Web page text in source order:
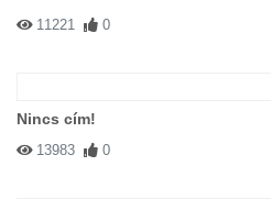
11221 0
Nincs cím!
13983 0